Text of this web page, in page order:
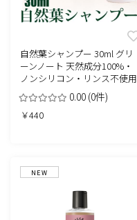
自然葉シャンプー 30ml グリ
ーンノート 天然成分100%・
ノンシリコン・リンス不使用
0.00 (0件)
￥440
NEW